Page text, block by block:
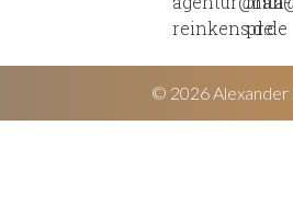
reinkens.de
pr.de
© 2026 Alexander